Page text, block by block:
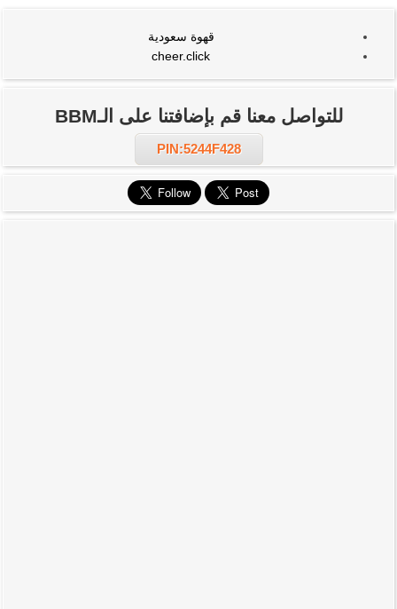
قهوة سعودية
cheer.click
للتواصل معنا قم بإضافتنا على الـBBM
PIN:5244F428